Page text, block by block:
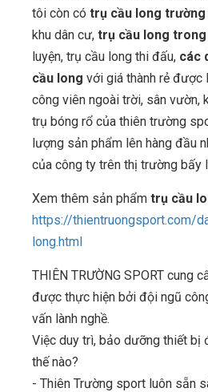
tôi còn có trụ cầu long trường
khu dân cư, trụ cầu long trong
luyện, trụ cầu long thi đấu, các
cầu long với giá thành rẻ
công viên ngoài trời, sân vườn,
trụ bóng rổ của thiên trường
lượng sản phẩm lên hàng đầu
của công ty trên thị trường bấy
Xem thêm sản phẩm trụ cầu
https://thientruongsport.com/
long.html
THIÊN TRƯỜNG SPORT cung
được thực hiện bởi đội ngũ
vấn lành nghề.
Việc duy trì, bảo dưỡng thiết bị
thế nào?
- Thiên Trường sport luôn sẵn